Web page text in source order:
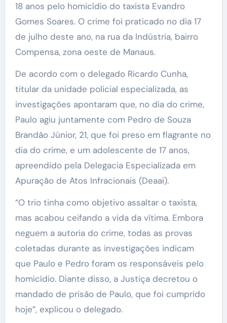
18 anos pelo homicídio do taxista Evandro
Gomes Soares. O crime foi praticado no dia 17
de julho deste ano, na rua da Indústria, bairro
Compensa, zona oeste de Manaus.
De acordo com o delegado Ricardo Cunha,
titular da unidade policial especializada, as
investigações apontaram que, no dia do crime,
Paulo agiu juntamente com Pedro de Souza
Brandão Júnior, 21, que foi preso em flagrante no
dia do crime, e um adolescente de 17 anos,
apreendido pela Delegacia Especializada em
Apuração de Atos Infracionais (Deaai).
“O trio tinha como objetivo assaltar o taxista,
mas acabou ceifando a vida da vítima. Embora
neguem a autoria do crime, todas as provas
coletadas durante as investigações indicam
que Paulo e Pedro foram os responsáveis pelo
homicídio. Diante disso, a Justiça decretou o
mandado de prisão de Paulo, que foi cumprido
hoje”, explicou o delegado.